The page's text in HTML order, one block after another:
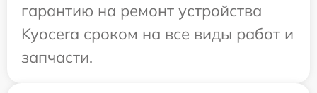
гарантию на ремонт устройства
Kyocera сроком на все виды работ и
запчасти.